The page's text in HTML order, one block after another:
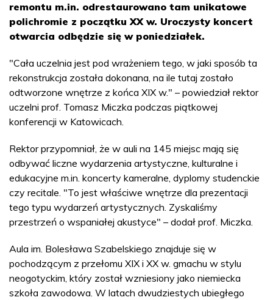
remontu m.in. odrestaurowano tam unikatowe
polichromie z początku XX w. Uroczysty koncert
otwarcia odbędzie się w poniedziałek.
"Cała uczelnia jest pod wrażeniem tego, w jaki sposób ta
rekonstrukcja została dokonana, na ile tutaj zostało
odtworzone wnętrze z końca XIX w." – powiedział rektor
uczelni prof. Tomasz Miczka podczas piątkowej
konferencji w Katowicach.
Rektor przypomniał, że w auli na 145 miejsc mają się
odbywać liczne wydarzenia artystyczne, kulturalne i
edukacyjne m.in. koncerty kameralne, dyplomy studenckie
czy recitale. "To jest właściwe wnętrze dla prezentacji
tego typu wydarzeń artystycznych. Zyskaliśmy
przestrzeń o wspaniałej akustyce" – dodał prof. Miczka.
Aula im. Bolesława Szabelskiego znajduje się w
pochodzącym z przełomu XIX i XX w. gmachu w stylu
neogotyckim, który został wzniesiony jako niemiecka
szkoła zawodowa. W latach dwudziestych ubiegłego